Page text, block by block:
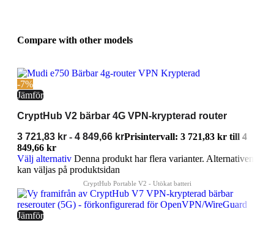
Compare with other models
-7%
Jämför
CryptHub V2 bärbar 4G VPN-krypterad router
3 721,83 kr - 4 849,66 krPrisintervall: 3 721,83 kr till 4
849,66 kr
Välj alternativ Denna produkt har flera varianter. Alternativen
kan väljas på produktsidan
Jämför